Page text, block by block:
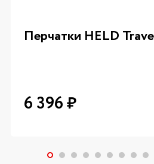
Перчатки HELD
6 396₽